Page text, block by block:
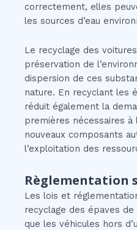
correctement, elles
les sources d’eau
Le recyclage des
préservation de
dispersion de ces
nature. En recyclant les
réduit également la
premières nécessaires à
nouveaux composants
l’exploitation des
Règlementation
Les lois et
recyclage des épaves
que les véhicules hors